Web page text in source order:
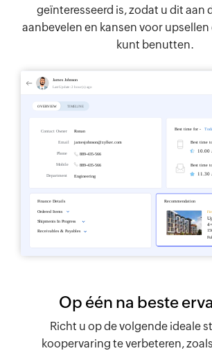
geïnteresseerd is, zodat u dit aan
aanbevelen en kansen voor upsellen
kunt benutten.
Op één na beste
Richt u op de volgende ideale
koopervaring te verbeteren,